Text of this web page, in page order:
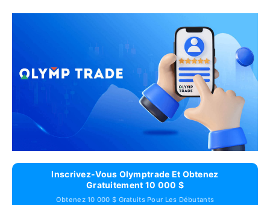
Inscrivez-Vous Olymptrade Et Obtenez
Gratuitement 10 000 $
Obtenez 10 000 $ Gratuits Pour Les Débutants